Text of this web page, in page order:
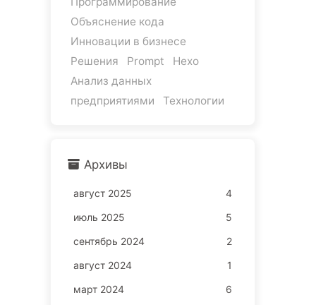
Объяснение кода
Инновации в бизнесе
Решения
Prompt
Hexo
Анализ данных
предприятиями
Технологии
Архивы
август 2025
4
июль 2025
5
сентябрь 2024
2
август 2024
1
март 2024
6